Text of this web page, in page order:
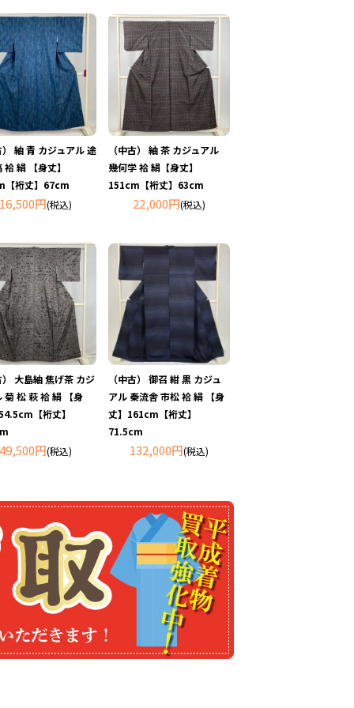
紬 青 カジュアル 途
袷 絹 【身丈】
【裄丈】67cm
円(税込)
（中古） 紬 茶 カジュアル
幾何学 袷 絹【身丈】
151cm【裄丈】63cm
22,000円(税込)
大島紬 焦げ茶 カジ
菊 松 萩 袷 絹 【身
【裄丈】
円(税込)
（中古） 御召 紺 黒 カジュ
アル 秦流舎 市松 袷 絹 【身
丈】161cm【裄丈】
71.5cm
132,000円(税込)